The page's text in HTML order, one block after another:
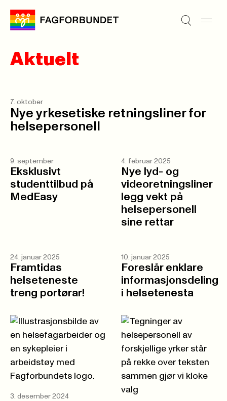
Aktuelt
7. oktober
Nye yrkesetiske retningsliner for
helsepersonell
9. september
Eksklusivt
studenttilbud på
MedEasy
4. februar 2025
Nye lyd- og
videoretningsliner
legg vekt på
helsepersonell
sine rettar
24. januar 2025
Framtidas
helseteneste
treng portørar!
10. januar 2025
Foreslår enklare
informasjonsdeling
i helsetenesta
3. desember 2024